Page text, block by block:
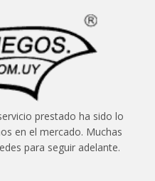
prestado ha sido lo
en el mercado. Muchas
para seguir adelante.